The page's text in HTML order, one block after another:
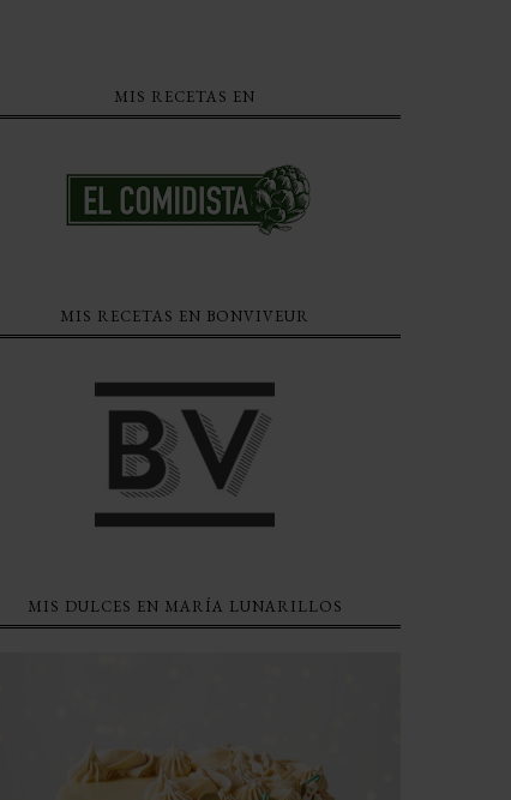
MIS RECETAS EN
MIS RECETAS EN BONVIVEUR
MIS DULCES EN MARÍA LUNARILLOS